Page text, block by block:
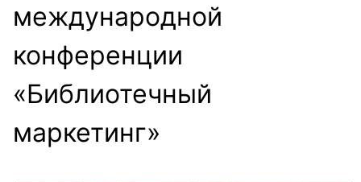
международной
конференции
«Библиотечный
маркетинг»